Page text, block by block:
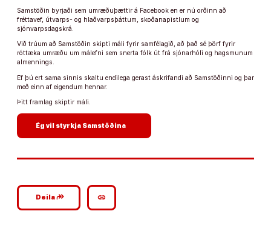
Samstöðin byrjaði sem umræðuþættir á Facebook en er nú orðinn að
fréttavef, útvarps- og hlaðvarpsþáttum, skoðanapistlum og
sjónvarpsdagskrá.
Við trúum að Samstöðin skipti máli fyrir samfélagið, að það sé þörf fyrir
róttæka umræðu um málefni sem snerta fólk út frá sjónarhóli og hagsmunum
almennings.
Ef þú ert sama sinnis skaltu endilega gerast áskrifandi að Samstöðinni og þar
með einn af eigendum hennar.
Þitt framlag skiptir máli.
Ég vil styrkja Samstöðina
Deilagoogle_plus_reshare link